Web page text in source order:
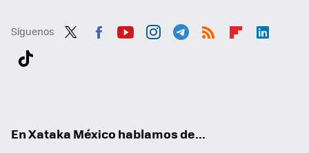
Síguenos
En Xataka México hablamos de...